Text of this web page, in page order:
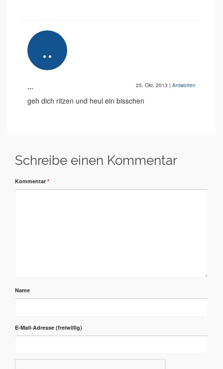
... 25. Okt. 2013 | Antworten
geh dich ritzen und heul ein bisschen
Schreibe einen Kommentar
Kommentar *
Name
E-Mail-Adresse